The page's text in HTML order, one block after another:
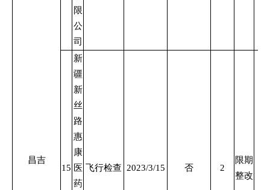
昌吉
限
公
司
15
新
疆
新
丝
路
惠
康
医
药
飞行检查 2023/3/15 否 2
限期
整改